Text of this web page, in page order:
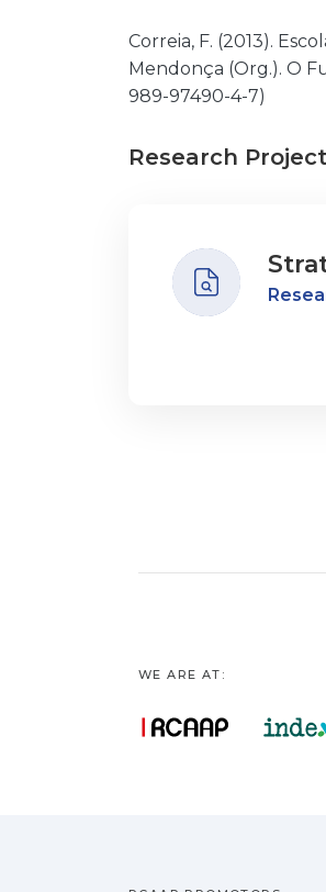
Correia, F. (2013).
Mendonça (Org.). O
989-97490-4-7)
Research
WE ARE AT: